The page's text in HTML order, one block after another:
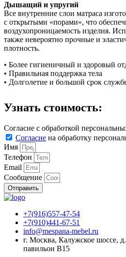
Дышащий и упругий
Все внутренние слои матраса
с открытыми «порами», что
воздухопроницаемость изделия.
также невероятно прочные и
плотность.
• Более гигиеничный и здоровый
• Правильная поддержка тела
• Долголетие и большой срок
Узнать стоимость:
Согласие с обработкой
Согласие на обработку
Имя
Телефон
Email
Сообщение
Отправить
+7(916)557-47-54
+7(910)441-67-51
info@mespana-mebel.ru
г. Москва, Калужское шоссе,
павильон В15